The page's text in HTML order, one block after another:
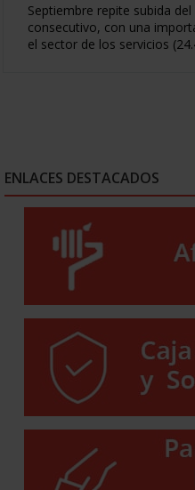
Septiembre repite subida
consecutivo, con una
el sector de los servicios
ENLACES DESTACADOS